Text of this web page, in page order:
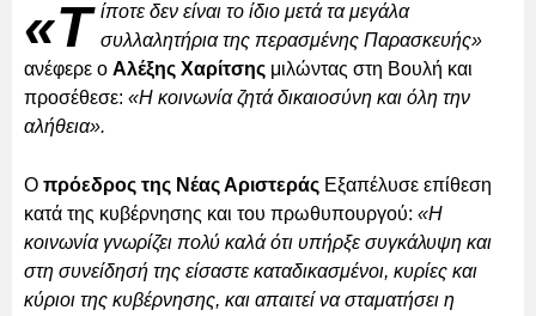
«Τ ίποτε δεν είναι το ίδιο μετά τα μεγάλα
συλλαλητήρια της περασμένης Παρασκευής»
ανέφερε ο Αλέξης Χαρίτσης μιλώντας στη Βουλή και
προσέθεσε: «Η κοινωνία ζητά δικαιοσύνη και όλη την
αλήθεια».
Ο πρόεδρος της Νέας Αριστεράς Εξαπέλυσε επίθεση
κατά της κυβέρνησης και του πρωθυπουργού: «Η
κοινωνία γνωρίζει πολύ καλά ότι υπήρξε συγκάλυψη και
στη συνείδησή της είσαστε καταδικασμένοι, κυρίες και
κύριοι της κυβέρνησης, και απαιτεί να σταματήσει η